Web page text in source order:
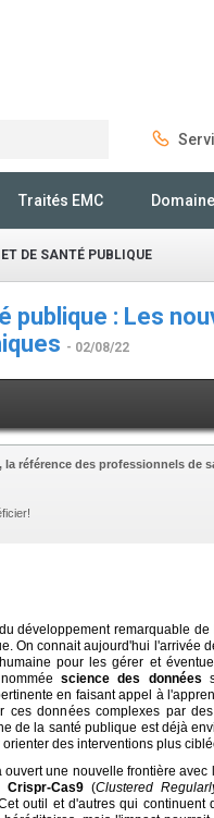
Traités EMC
DE SANTÉ PUBLIQUE
publique : Les
- 02/08/22
référence des professionnels de
développement remarquable
On connait aujourd'hui l'arrivée
pour les gérer et
nomméescience des données
en faisant appel à
ces données complexes par
de la santé publique est déjà
des interventions plus
une nouvelle frontière
Crispr-Cas9(Clustered
outil et d'autres qui continuent